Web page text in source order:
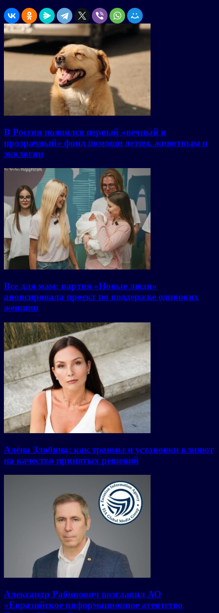
В России появился первый «вечный и
прозрачный» фонд помощи детям, животным и
экологии
Все для мам: партия «Новые люди»
анонсировала проект по поддержке одиноких
женщин
Алёна Злобина: как травмы и установки влияют
на качество принятых решений
Александр Рабинович возглавил АО
«Евразийское информационное агентство